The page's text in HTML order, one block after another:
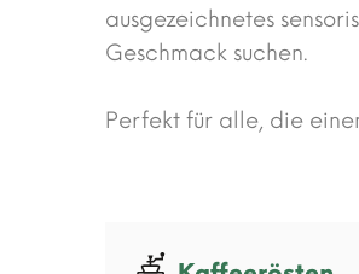
ausgezeichnetes
Geschmack suchen.
Perfekt für alle, die